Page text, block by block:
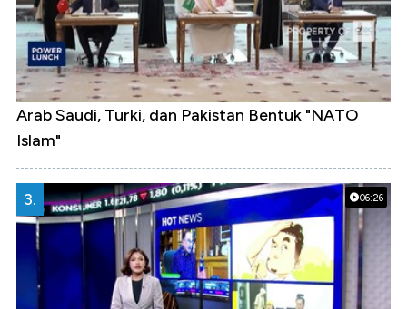
Arab Saudi, Turki, dan Pakistan Bentuk "NATO
Islam"
06:26
3.